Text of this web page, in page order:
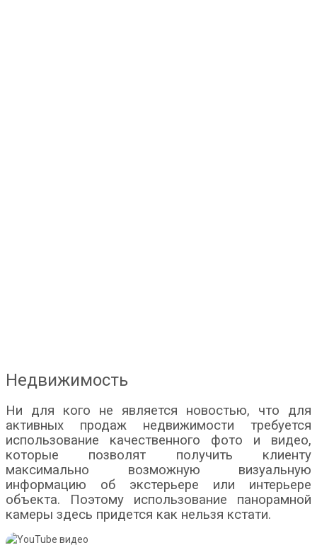
Недвижимость
Ни для кого не является новостью, что для
активных продаж недвижимости требуется
использование качественного фото и видео,
которые позволят получить клиенту
максимально возможную визуальную
информацию об экстерьере или интерьере
объекта. Поэтому использование панорамной
камеры здесь придется как нельзя кстати.